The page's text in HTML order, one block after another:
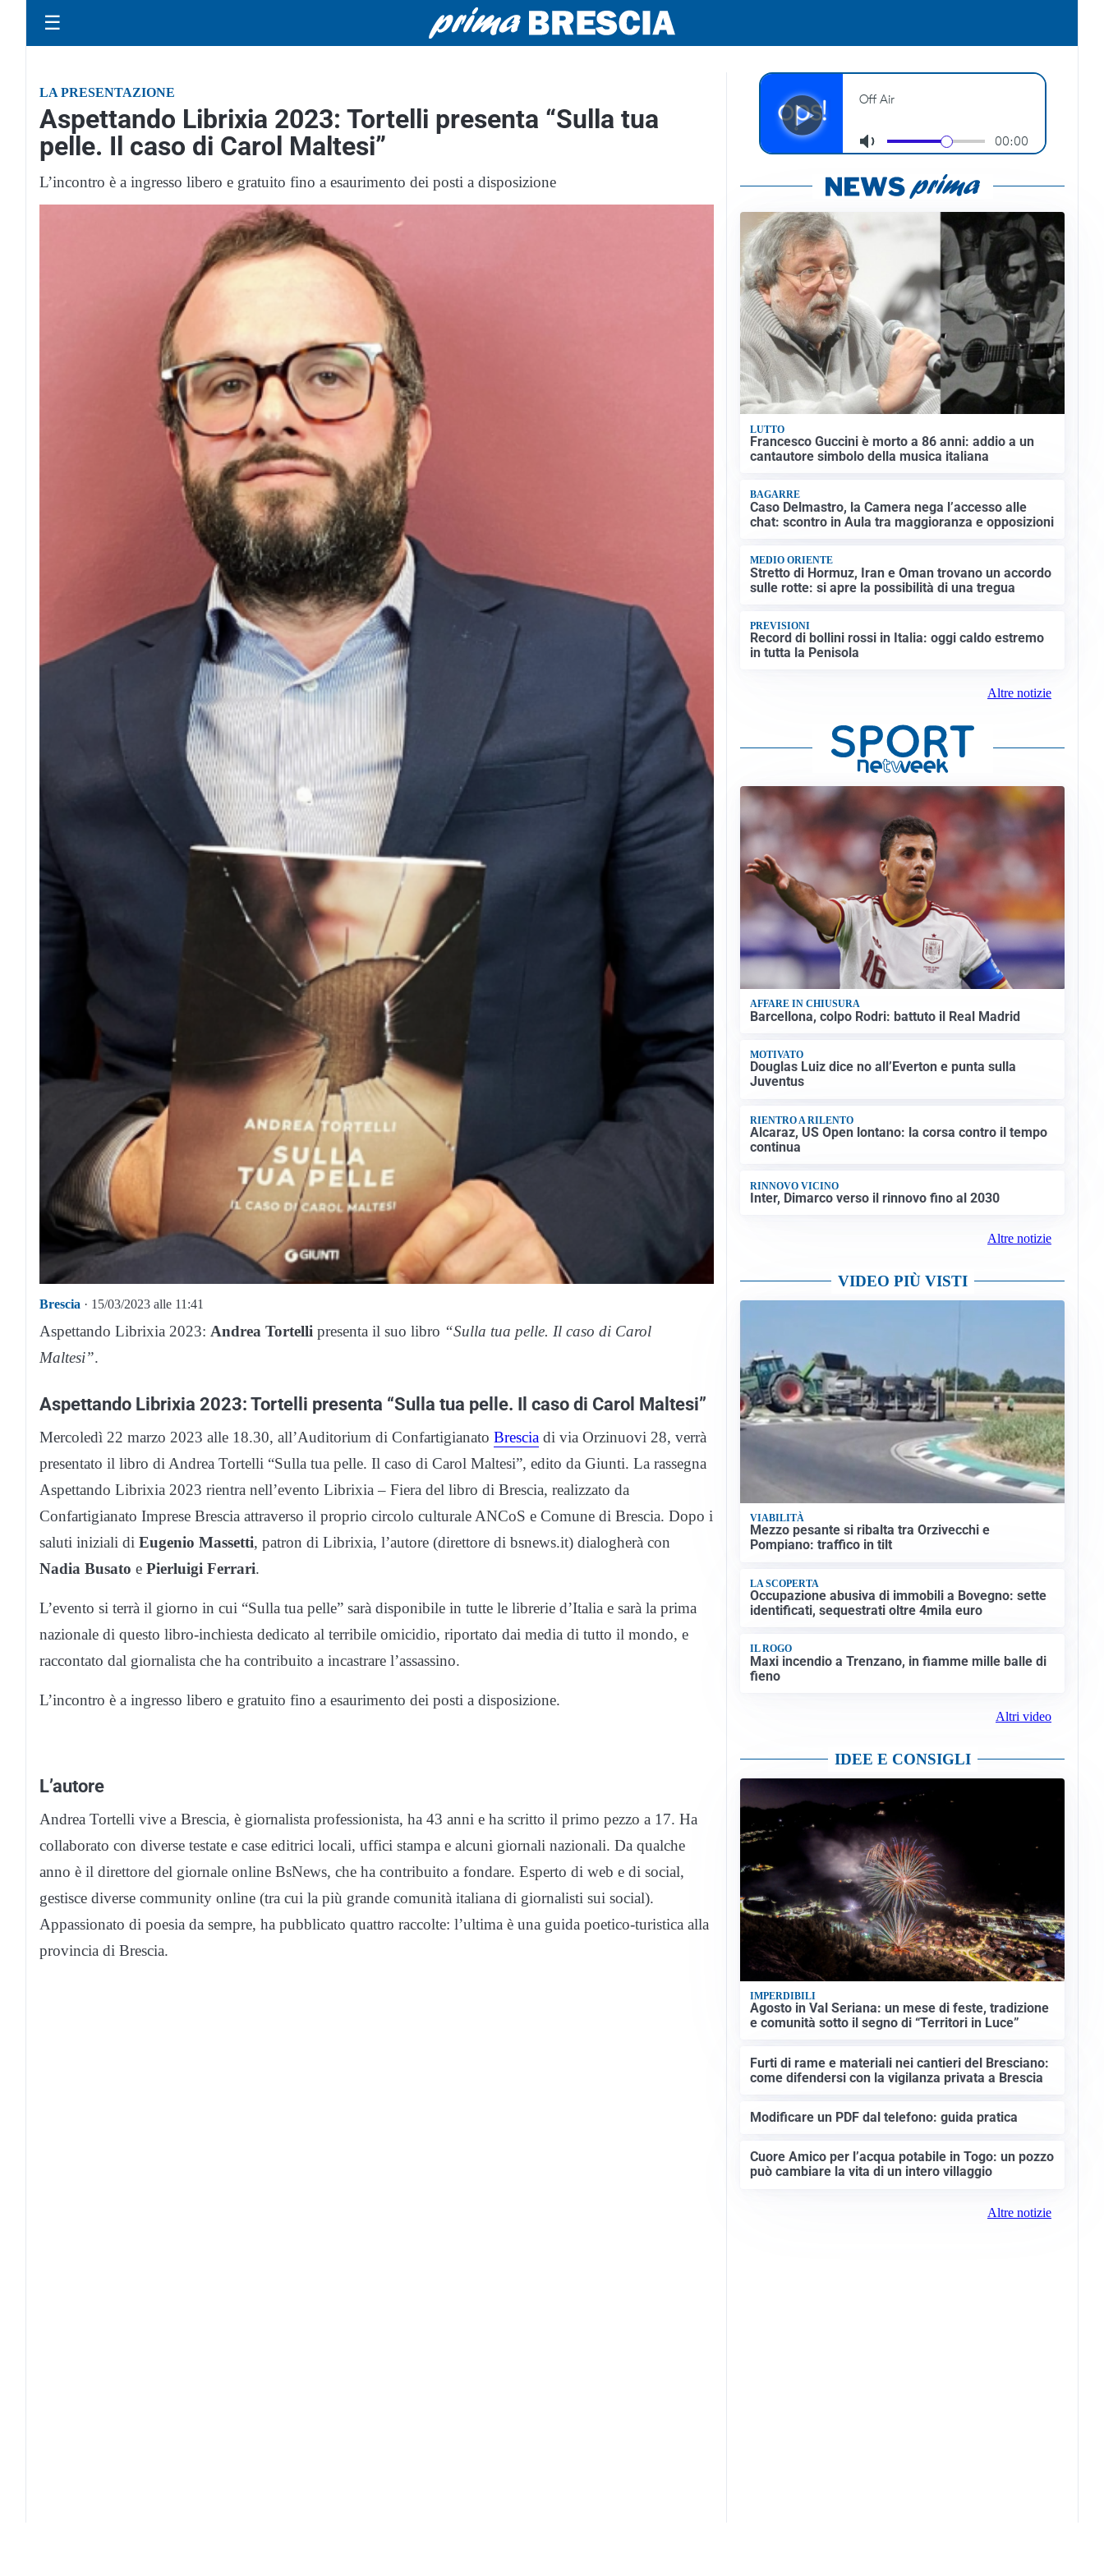
☰
LA PRESENTAZIONE
Aspettando Librixia 2023: Tortelli presenta “Sulla tua
pelle. Il caso di Carol Maltesi”
L’incontro è a ingresso libero e gratuito fino a esaurimento dei posti a disposizione
Brescia · 15/03/2023 alle 11:41
Aspettando Librixia 2023: Andrea Tortelli presenta il suo libro “Sulla tua pelle. Il caso di Carol
Maltesi”.
Aspettando Librixia 2023: Tortelli presenta “Sulla tua pelle. Il caso di Carol Maltesi”
Mercoledì 22 marzo 2023 alle 18.30, all’Auditorium di Confartigianato Brescia di via Orzinuovi 28, verrà
presentato il libro di Andrea Tortelli “Sulla tua pelle. Il caso di Carol Maltesi”, edito da Giunti. La rassegna
Aspettando Librixia 2023 rientra nell’evento Librixia – Fiera del libro di Brescia, realizzato da
Confartigianato Imprese Brescia attraverso il proprio circolo culturale ANCoS e Comune di Brescia. Dopo i
saluti iniziali di Eugenio Massetti, patron di Librixia, l’autore (direttore di bsnews.it) dialogherà con
Nadia Busato e Pierluigi Ferrari.
L’evento si terrà il giorno in cui “Sulla tua pelle” sarà disponibile in tutte le librerie d’Italia e sarà la prima
nazionale di questo libro-inchiesta dedicato al terribile omicidio, riportato dai media di tutto il mondo, e
raccontato dal giornalista che ha contribuito a incastrare l’assassino.
L’incontro è a ingresso libero e gratuito fino a esaurimento dei posti a disposizione.
L’autore
Andrea Tortelli vive a Brescia, è giornalista professionista, ha 43 anni e ha scritto il primo pezzo a 17. Ha
collaborato con diverse testate e case editrici locali, uffici stampa e alcuni giornali nazionali. Da qualche
anno è il direttore del giornale online BsNews, che ha contribuito a fondare. Esperto di web e di social,
gestisce diverse community online (tra cui la più grande comunità italiana di giornalisti sui social).
Appassionato di poesia da sempre, ha pubblicato quattro raccolte: l’ultima è una guida poetico-turistica alla
provincia di Brescia.
LUTTO
Francesco Guccini è morto a 86 anni: addio a un
cantautore simbolo della musica italiana
BAGARRE
Caso Delmastro, la Camera nega l’accesso alle
chat: scontro in Aula tra maggioranza e opposizioni
MEDIO ORIENTE
Stretto di Hormuz, Iran e Oman trovano un accordo
sulle rotte: si apre la possibilità di una tregua
PREVISIONI
Record di bollini rossi in Italia: oggi caldo estremo
in tutta la Penisola
Altre notizie
AFFARE IN CHIUSURA
Barcellona, colpo Rodri: battuto il Real Madrid
MOTIVATO
Douglas Luiz dice no all’Everton e punta sulla
Juventus
RIENTRO A RILENTO
Alcaraz, US Open lontano: la corsa contro il tempo
continua
RINNOVO VICINO
Inter, Dimarco verso il rinnovo fino al 2030
Altre notizie
VIDEO PIÙ VISTI
VIABILITÀ
Mezzo pesante si ribalta tra Orzivecchi e
Pompiano: traffico in tilt
LA SCOPERTA
Occupazione abusiva di immobili a Bovegno: sette
identificati, sequestrati oltre 4mila euro
IL ROGO
Maxi incendio a Trenzano, in fiamme mille balle di
fieno
Altri video
IDEE E CONSIGLI
IMPERDIBILI
Agosto in Val Seriana: un mese di feste, tradizione
e comunità sotto il segno di “Territori in Luce”
Furti di rame e materiali nei cantieri del Bresciano:
come difendersi con la vigilanza privata a Brescia
Modificare un PDF dal telefono: guida pratica
Cuore Amico per l’acqua potabile in Togo: un pozzo
può cambiare la vita di un intero villaggio
Altre notizie